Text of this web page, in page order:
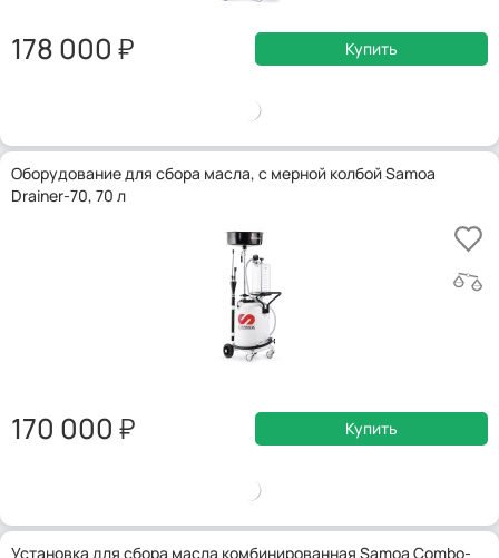
178 000 Купить
Оборудование для сбора масла, с мерной колбой Samoa
Drainer-70, 70 л
170 000 Купить
Установка для сбора масла комбинированная Samoa Combo-